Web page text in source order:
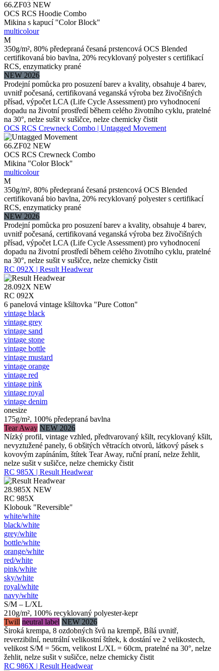
66.ZF03 NEW
OCS RCS Hoodie Combo
Mikina s kapucí "Color Block"
multicolour
M
350g/m², 80% předepraná česaná prstencová OCS Blended
certifikovaná bio bavlna, 20% recyklovaný polyester s certifikací
RCS, enzymaticky prané
NEW 2026
Prodejní pomůcka pro posuzení barev a kvality, obsahuje 4 barev,
uvnitř počesaná, certifikovaná veganská výroba bez živočišných
přísad, výpočet LCA (Life Cycle Assessment) pro vyhodnocení
dopadu na životní prostředí během celého životního cyklu, pratelné
na 30°, nelze sušit v sušičce, nelze chemicky čistit
OCS RCS Crewneck Combo | Untagged Movement
66.ZF02 NEW
OCS RCS Crewneck Combo
Mikina "Color Block"
multicolour
M
350g/m², 80% předepraná česaná prstencová OCS Blended
certifikovaná bio bavlna, 20% recyklovaný polyester s certifikací
RCS, enzymaticky prané
NEW 2026
Prodejní pomůcka pro posuzení barev a kvality, obsahuje 4 barev,
uvnitř počesaná, certifikovaná veganská výroba bez živočišných
přísad, výpočet LCA (Life Cycle Assessment) pro vyhodnocení
dopadu na životní prostředí během celého životního cyklu, pratelné
na 30°, nelze sušit v sušičce, nelze chemicky čistit
RC 092X | Result Headwear
28.092X NEW
RC 092X
6 panelová vintage kšiltovka "Pure Cotton"
vintage black
vintage grey
vintage sand
vintage stone
vintage bottle
vintage mustard
vintage orange
vintage red
vintage pink
vintage royal
vintage denim
onesize
175g/m², 100% předepraná bavlna
Tear Away NEW 2026
Nízký profil, vintage vzhled, předtvarovaný kšilt, recyklovaný kšilt,
nevyztužené panely, 6 obšitých větracích otvorů, látkový pásek s
kovovým zapínáním, štítek Tear Away, ruční praní, nelze žehlit,
nelze sušit v sušičce, nelze chemicky čistit
RC 985X | Result Headwear
28.985X NEW
RC 985X
Klobouk "Reversible"
white/​white
black/​white
grey/​white
bottle/​white
orange/​white
red/​white
pink/​white
sky/​white
royal/​white
navy/​white
S/M – L/XL
210g/m², 100% recyklovaný polyester-kepr
Twill neutral label NEW 2026
Široká krempa, 8 ozdobných švů na krempě, Bílá uvnitř,
reverzibilní, neutrální velikostní štítek, k dostání ve 2 velikostech,
velikost S/M = 56cm, velikost L/XL = 60cm, pratelné na 30°, nelze
žehlit, nelze sušit v sušičce, nelze chemicky čistit
RC 986X | Result Headwear